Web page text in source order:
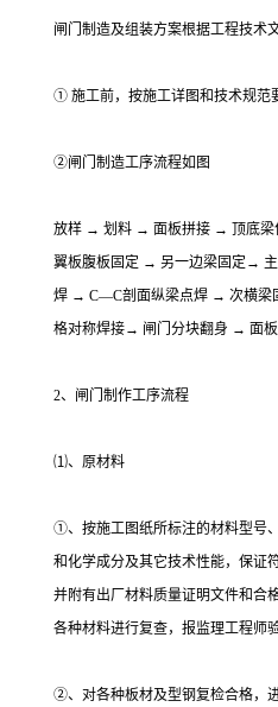
闸门制造及组装方案根据工程技术
① 施工前，按施工详图和技术规范
②闸门制造工序流程如图
放样 → 划料 → 面板拼接 → 顶底
翼板腹板固定 → 另一边梁固定→
焊 → C—C剖面纵梁点焊 → 次横
格对称焊接→ 闸门分块翻身 → 面
2、闸门制作工序流程
⑴、原材料
①、按施工图纸所标注的材料型号
和化学成分及其它技术性能，保证
并附有出厂材料质量证明文件和合
各种材料进行复查，报监理工程师
②、对各种板材及型钢复检合格，